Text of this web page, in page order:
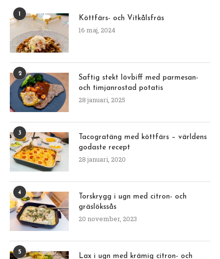
1
Köttfärs- och Vitkålsfräs
16 maj, 2024
2
Saftig stekt lövbiff med parmesan-
och timjanrostad potatis
28 januari, 2025
3
Tacogratäng med köttfärs – världens
godaste recept
28 januari, 2020
4
Torskrygg i ugn med citron- och
gräslökssås
20 november, 2023
5
Lax i ugn med krämig citron- och